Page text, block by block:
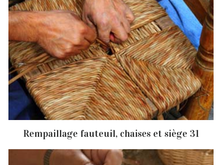
Rempaillage fauteuil, chaises et siège 31